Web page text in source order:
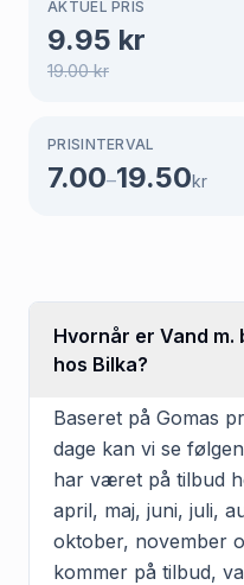
AKTUEL PRIS
9.95 kr
19.00kr
PRISINTERVAL
7.00–19.50kr
Hvornår er Vand
hos Bilka?
Baseret på Gomas
dage kan vi se
har været på tilbud
april, maj, juni, juli,
oktober, november
kommer på tilbud,